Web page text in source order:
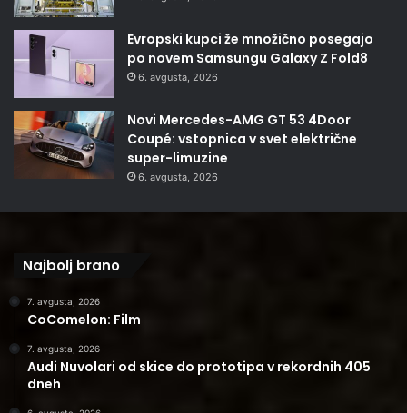
Evropski kupci že množično posegajo
po novem Samsungu Galaxy Z Fold8
6. avgusta, 2026
Novi Mercedes-AMG GT 53 4Door
Coupé: vstopnica v svet električne
super-limuzine
6. avgusta, 2026
Najbolj brano
7. avgusta, 2026
CoComelon: Film
7. avgusta, 2026
Audi Nuvolari od skice do prototipa v rekordnih 405
dneh